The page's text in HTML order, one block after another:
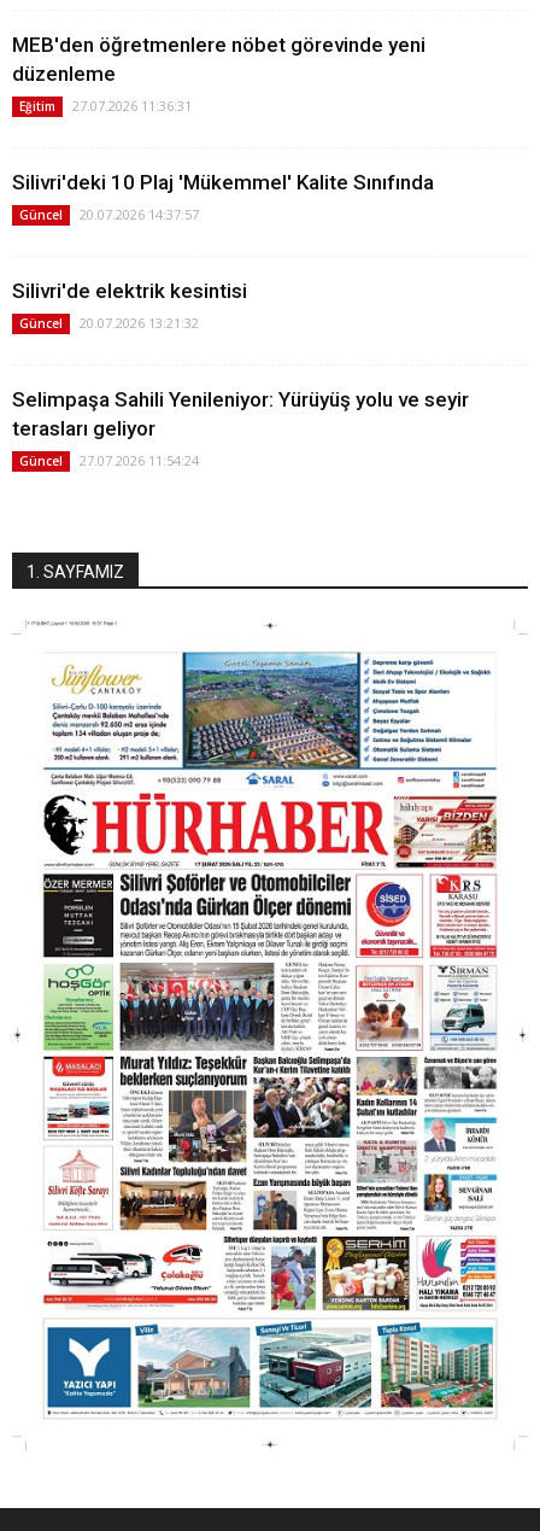
MEB'den öğretmenlere nöbet görevinde yeni
düzenleme
Eğitim 27.07.2026 11:36:31
Silivri'deki 10 Plaj 'Mükemmel' Kalite Sınıfında
Güncel 20.07.2026 14:37:57
Silivri'de elektrik kesintisi
Güncel 20.07.2026 13:21:32
Selimpaşa Sahili Yenileniyor: Yürüyüş yolu ve seyir
terasları geliyor
Güncel 27.07.2026 11:54:24
1. SAYFAMIZ